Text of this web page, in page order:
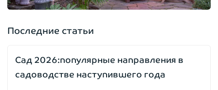
Последние статьи
Сад 2026:популярные направления в
садоводстве наступившего года